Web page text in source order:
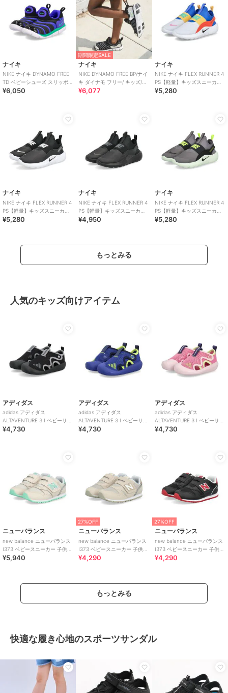
ナイキ
NIKE ナイキ DYNAMO FREE
TD ベビーシューズ スリッポン
(ダイナモフリーTD)
¥6,050
期間限定SALE
ナイキ
NIKE DYNAMO FREE BP/ナイ
キ ダイナモ フリー/ キッズ/ス
リッポン
¥6,077
ナイキ
NIKE ナイキ FLEX RUNNER 4
PS【軽量】キッズスニーカー
スリッポン 子供靴
¥5,280
ナイキ
NIKE ナイキ FLEX RUNNER 4
PS【軽量】キッズスニーカー
スリッポン 子供靴
¥5,280
ナイキ
NIKE ナイキ FLEX RUNNER 4
PS【軽量】キッズスニーカー
スリッポン 子供靴
¥4,950
ナイキ
NIKE ナイキ FLEX RUNNER 4
PS【軽量】キッズスニーカー
スリッポン 子供靴
¥5,280
もっとみる
人気のキッズ向けアイテム
アディダス
adidas アディダス
ALTAVENTURE 3 I ベビーサン
ダル キッズサマーシューズ
¥4,730
アディダス
adidas アディダス
ALTAVENTURE 3 I ベビーサン
ダル キッズサマーシューズ
¥4,730
アディダス
adidas アディダス
ALTAVENTURE 3 I ベビーサン
ダル キッズサマーシューズ
¥4,730
ニューバランス
new balance ニューバランス
I373 ベビースニーカー 子供靴
ワンベルト
¥5,940
27%OFF
ニューバランス
new balance ニューバランス
I373 ベビースニーカー 子供靴
ワンベルト
¥4,290
27%OFF
ニューバランス
new balance ニューバランス
I373 ベビースニーカー 子供靴
ワンベルト
¥4,290
もっとみる
快適な履き心地のスポーツサンダル